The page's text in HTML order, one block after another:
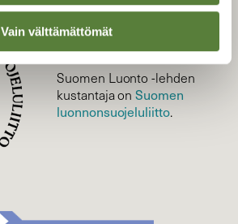
Vain välttämättömätSUOMEN LUONNON­
SUOJELU­LIITTO
Suomen Luonto -lehden
kustantaja onSuomen
luonnonsuojelu­liitto.